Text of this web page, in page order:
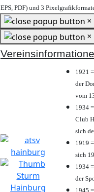
EPS, PDF) und 3
×
×
1921
der
vom
1934
Club
sich
1919
sich
1934
der
1945